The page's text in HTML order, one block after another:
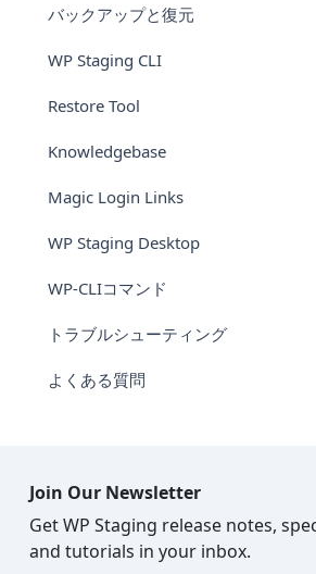
バックアップと復元
WP Staging CLI
Restore Tool
Knowledgebase
Magic Login Links
WP Staging Desktop
WP-CLIコマンド
トラブルシューティング
よくある質問
Join Our Newsletter
Get WP Staging release notes,
and tutorials in your inbox.